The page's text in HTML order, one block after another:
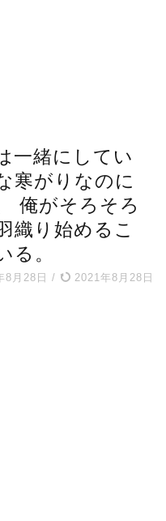
一緒にしてい
寒がりなのに
俺がそろそろ
織り始めるこ
る。
8月28日 / 2021年8月28日